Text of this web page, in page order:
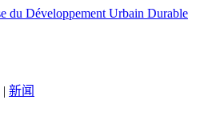
du Développement Urbain Durable
| 新闻